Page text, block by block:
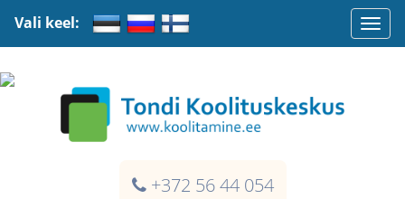
+372 56 44 054
Vali keel: